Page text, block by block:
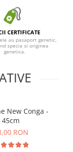
CERTIFICATE
au pasaport genetic,
specia si originea
genetica.
New Conga -
45cm
RON